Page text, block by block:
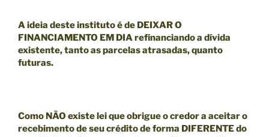
A ideia deste instituto é de DEIXAR O
FINANCIAMENTO EM DIArefinanciando a dívida
existente, tanto as parcelas atrasadas, quanto
futuras.
Como NÃO existe lei que obrigue o credor a aceitar o
recebimento de seu crédito de forma DIFERENTE do